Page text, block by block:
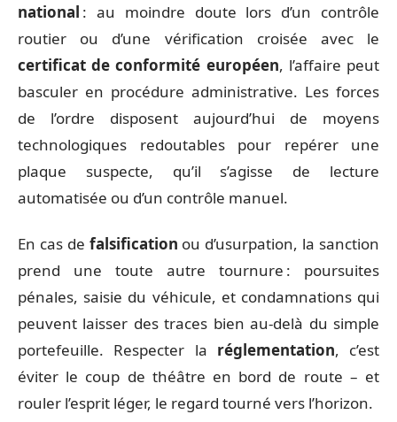
national : au moindre doute lors d’un contrôle
routier ou d’une vérification croisée avec le
certificat de conformité européen, l’affaire peut
basculer en procédure administrative. Les forces
de l’ordre disposent aujourd’hui de moyens
technologiques redoutables pour repérer une
plaque suspecte, qu’il s’agisse de lecture
automatisée ou d’un contrôle manuel.
En cas de falsification ou d’usurpation, la sanction
prend une toute autre tournure : poursuites
pénales, saisie du véhicule, et condamnations qui
peuvent laisser des traces bien au-delà du simple
portefeuille. Respecter la réglementation, c’est
éviter le coup de théâtre en bord de route – et
rouler l’esprit léger, le regard tourné vers l’horizon.